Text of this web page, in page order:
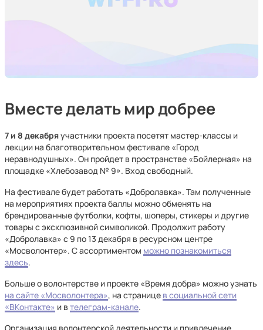
Вместе делать мир добрее
7 и 8 декабряучастники проекта посетят мастер-классы и
лекции на благотворительном фестивале «Город
неравнодушных». Он пройдет в пространстве «Бойлерная» на
площадке «Хлебозавод № 9». Вход свободный.
На фестивале будет работать «Добролавка». Там полученные
на мероприятиях проекта баллы можно обменять на
брендированные футболки, кофты, шоперы, стикеры и другие
товары с эксклюзивной символикой. Продолжит работу
«Добролавка» с 9 по 13 декабря в ресурсном центре
«Мосволонтер». С ассортиментом можно познакомиться
здесь.
Больше о волонтерстве и проекте «Время добра» можно узнать
на сайте «Мосволонтера», на странице в социальной сети
«ВКонтакте» и в телеграм-канале.